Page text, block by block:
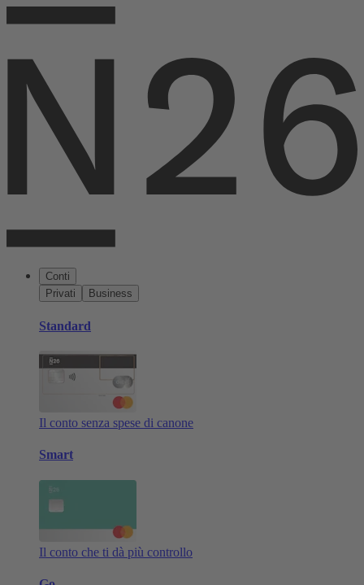
Conti
Privati
Business
Standard
Il conto senza spese di canone
Smart
Il conto che ti dà più controllo